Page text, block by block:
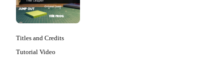
Titles and Credits
Tutorial Video